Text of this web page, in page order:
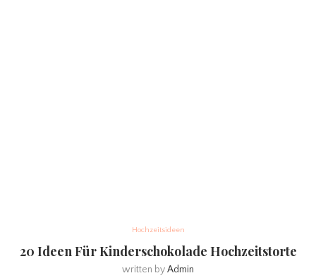
Hochzeitsideen
20 Ideen Für Kinderschokolade Hochzeitstorte
written byAdmin